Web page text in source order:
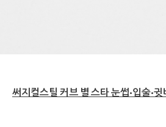
써지컬스틸 커브 별 스타 눈썹·입술·